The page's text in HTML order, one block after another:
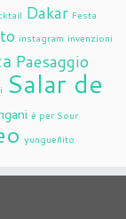
Dakar Festa
instagram invenzioni
Paesaggio
Salar de
è per Sour
yungueñito